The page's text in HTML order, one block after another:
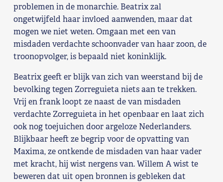
problemen in de monarchie. Beatrix zal
ongetwijfeld haar invloed aanwenden, maar dat
mogen we niet weten. Omgaan met een van
misdaden verdachte schoonvader van haar zoon, de
troonopvolger, is bepaald niet koninklijk.
Beatrix geeft er blijk van zich van weerstand bij de
bevolking tegen Zorreguieta niets aan te trekken.
Vrij en frank loopt ze naast de van misdaden
verdachte Zorreguieta in het openbaar en laat zich
ook nog toejuichen door argeloze Nederlanders.
Blijkbaar heeft ze begrip voor de opvatting van
Maxima, ze ontkende de misdaden van haar vader
met kracht, hij wist nergens van. Willem A wist te
beweren dat uit open bronnen is gebleken dat